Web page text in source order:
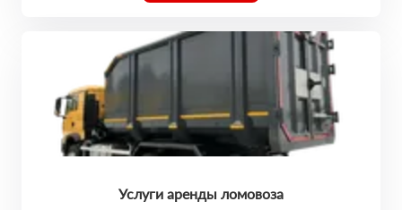
Услуги аренды ломовоза